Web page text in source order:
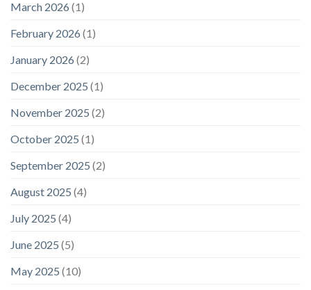
March 2026 (1)
February 2026 (1)
January 2026 (2)
December 2025 (1)
November 2025 (2)
October 2025 (1)
September 2025 (2)
August 2025 (4)
July 2025 (4)
June 2025 (5)
May 2025 (10)